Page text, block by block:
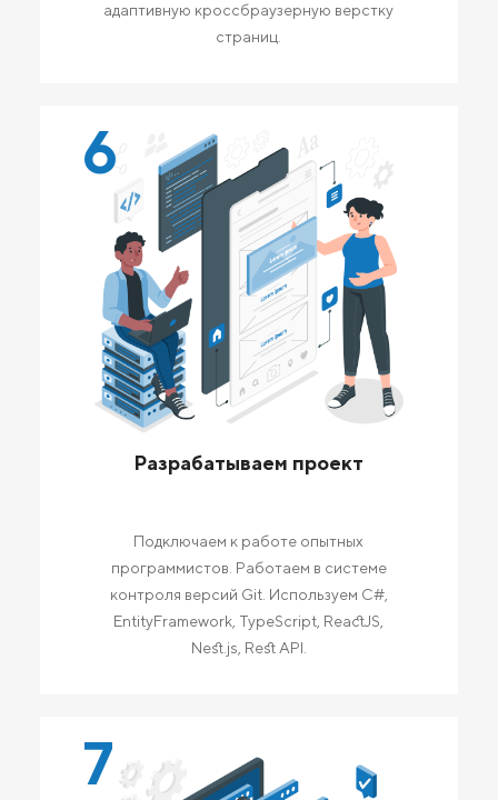
адаптивную кроссбраузерную верстку
страниц.
6
Разрабатываем проект
Подключаем к работе опытных
программистов. Работаем в системе
контроля версий Git. Используем C#,
EntityFramework, TypeScript, ReactJS,
Nest.js, Rest API.
7